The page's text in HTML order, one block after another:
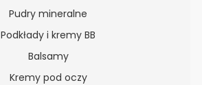
Pudry mineralne
Podkłady i kremy BB
Balsamy
Kremy pod oczy